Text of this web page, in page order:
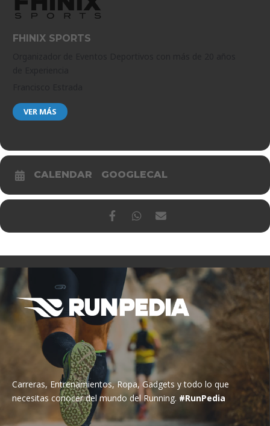
FHINIX SPORTS
VER MÁS
CALENDAR GOOGLECAL
Carreras, Entrenamientos, Ropa, Gadgets y todo lo que
necesitas conocer del mundo del Running. #RunPedia